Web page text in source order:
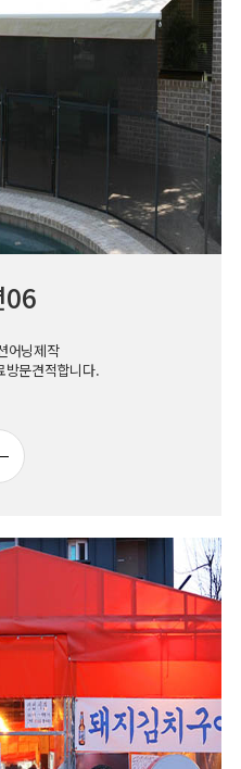
06
어닝제작
방문견적합니다.